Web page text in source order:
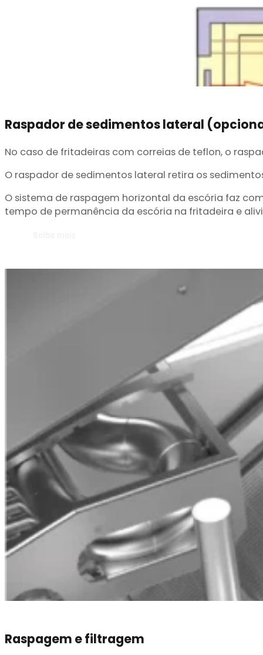
Raspador de sedimentos lateral
No caso de fritadeiras com correias de teflon, o
O raspador de sedimentos lateral retira os
O sistema de raspagem horizontal da escória faz
tempo de permanência da escória na fritadeira e
Raspagem e filtragem